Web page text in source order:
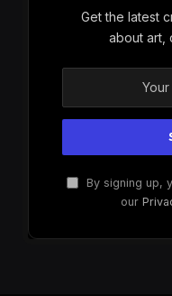
Get the latest
about art,
By signing up,
our